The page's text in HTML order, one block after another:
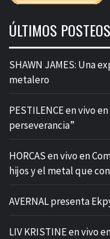
ÚLTIMOS POSTEOS
SHAWN JAMES: Una
metalero
PESTILENCE en vivo
perseverancia”
HORCAS en vivo en
hijos y el metal que
AVERNAL presenta
LIV KRISTINE en vivo